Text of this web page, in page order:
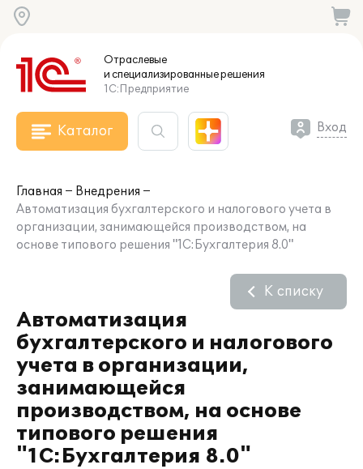
Отраслевые
и специализированныерешения
1С:Предприятие
Каталог Вход
Главная
Внедрения
Автоматизация бухгалтерского и налогового учета в
организации, занимающейся производством, на
основе типового решения "1С:Бухгалтерия 8.0"
Автоматизация
бухгалтерского и налогового
учета в организации,
занимающейся
производством, на основе
типового решения
"1С:Бухгалтерия 8.0"
К списку